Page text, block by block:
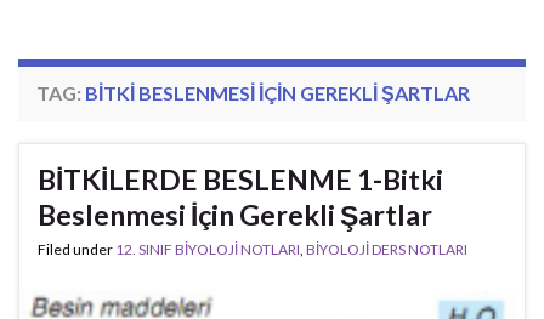
TAG: BITKI BESLENMESI IÇIN GEREKLI ŞARTLAR
BİTKİLERDE BESLENME 1-Bitki
Beslenmesi İçin Gerekli Şartlar
Filed under 12. SINIF BİYOLOJİ NOTLARI BİYOLOJİ DERS NOTLARI